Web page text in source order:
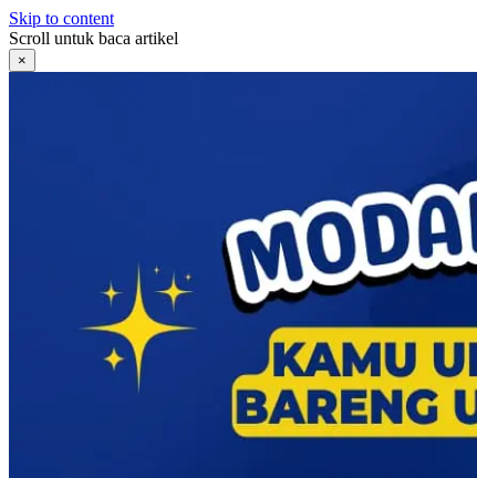
Skip to content
Scroll untuk baca artikel
×